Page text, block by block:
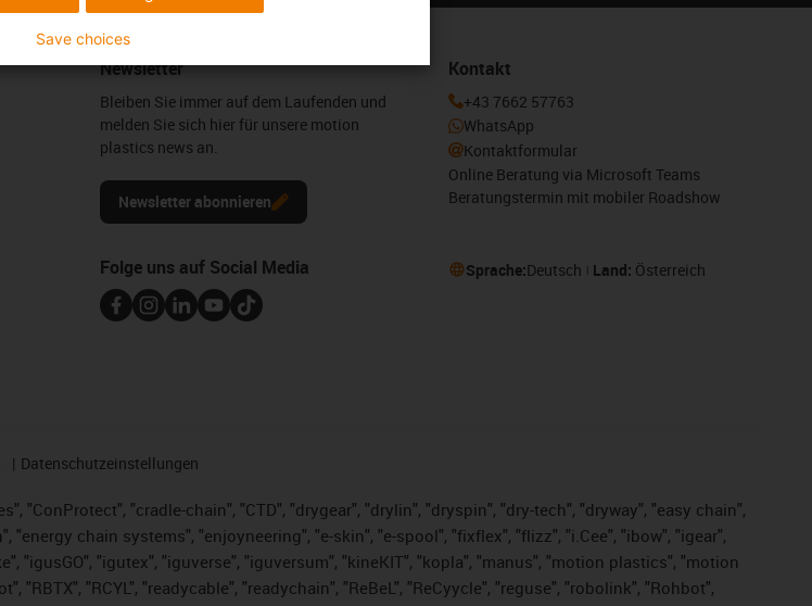
Newsletter
Bleiben Sie immer auf dem Laufenden und
melden Sie sich hier für unsere motion
plastics news an.
Newsletter abonnieren
Kontakt
+43 7662 57763
WhatsApp
Kontaktformular
Online Beratung via Microsoft Teams
Beratungstermin mit mobiler Roadshow
Folge uns auf Social Media Sprache:Deutsch Land: Österreich
Datenschutzeinstellungen
"ConProtect", "cradle-chain", "CTD", "drygear", "drylin", "dryspin", "dry-tech", "dryway", "easy chain",
chain systems", "enjoyneering", "e-skin", "e-spool", "fixflex", "flizz", "i.Cee", "ibow", "igear",
"igusGO", "igutex", "iguverse", "iguversum", "kineKIT", "kopla", "manus", "motion plastics", "motion
"RCYL", "readycable", "readychain", "ReBeL", "ReCyycle", "reguse", "robolink", "Rohbot",
Save choices